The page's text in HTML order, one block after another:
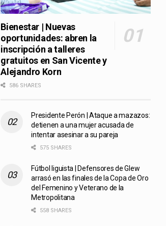
Bienestar | Nuevas
oportunidades: abren la
inscripción a talleres
gratuitos en San Vicente y
Alejandro Korn
586 SHARES
Presidente Perón | Ataque a mazazos:
detienen a una mujer acusada de
intentar asesinar a su pareja
575 SHARES
Fútbol liguista | Defensores de Glew
arrasó en las finales de la Copa de Oro
del Femenino y Veterano de la
Metropolitana
558 SHARES